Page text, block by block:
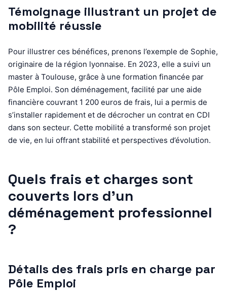
Témoignage illustrant un projet de
mobilité réussie
Pour illustrer ces bénéfices, prenons l’exemple de Sophie,
originaire de la région lyonnaise. En 2023, elle a suivi un
master à Toulouse, grâce à une formation financée par
Pôle Emploi. Son déménagement, facilité par une aide
financière couvrant 1 200 euros de frais, lui a permis de
s’installer rapidement et de décrocher un contrat en CDI
dans son secteur. Cette mobilité a transformé son projet
de vie, en lui offrant stabilité et perspectives d’évolution.
Quels frais et charges sont
couverts lors d’un
déménagement professionnel
?
Détails des frais pris en charge par
Pôle Emploi